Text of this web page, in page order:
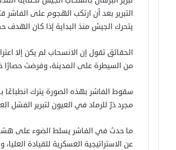
التبرير بعد أن ارتكب الهجوم على الفاشر
يتحرك الجيش منذ البداية إذا كان الهدف
الحقائق تقول إن الانسحاب لم يكن إلا
من السيطرة على المدينة، وفرضت حصارًا
سقوط الفاشر بهذه الصورة يترك انطباعًا
مجرد ذرّ للرماد في العيون لتبرير الفشل
ما حدث في الفاشر يسلط الضوء على
عن الاستراتيجية العسكرية للقيادة